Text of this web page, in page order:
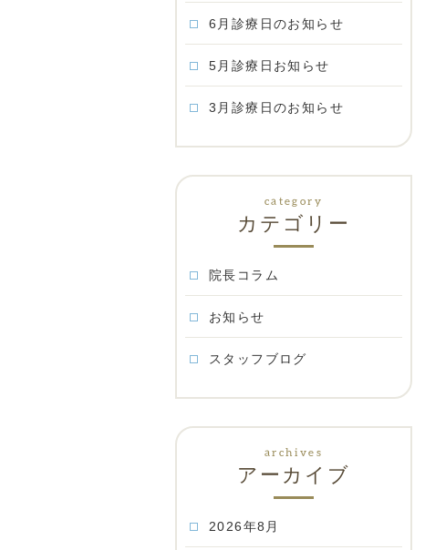
6月診療日のお知らせ
5月診療日お知らせ
3月診療日のお知らせ
カテゴリー
院長コラム
お知らせ
スタッフブログ
アーカイブ
2026年8月